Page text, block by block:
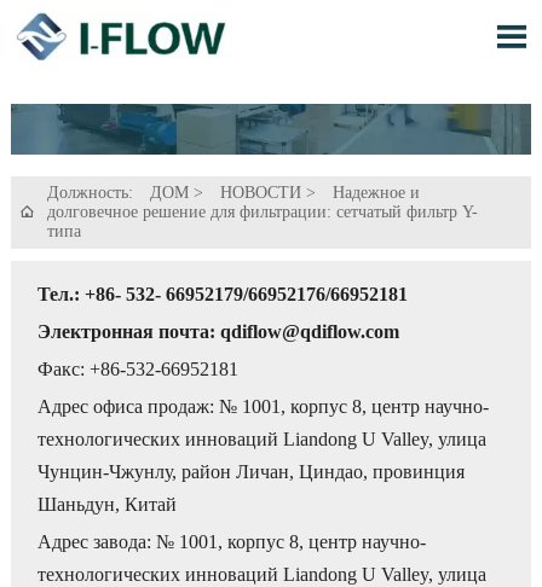


Должность: ДОМ> НОВОСТИ>
Надежное и
долговечное решение для фильтрации: сетчатый фильтр Y-
типа
Тел.: +86- 532- 66952179/66952176/66952181
Электронная почта: qdiflow@qdiflow.com
Факс: +86-532-66952181
Адрес офиса продаж: № 1001, корпус 8, центр научно-
технологических инноваций Liandong U Valley, улица
Чунцин-Чжунлу, район Личан, Циндао, провинция
Шаньдун, Китай
Адрес завода: № 1001, корпус 8, центр научно-
технологических инноваций Liandong U Valley, улица